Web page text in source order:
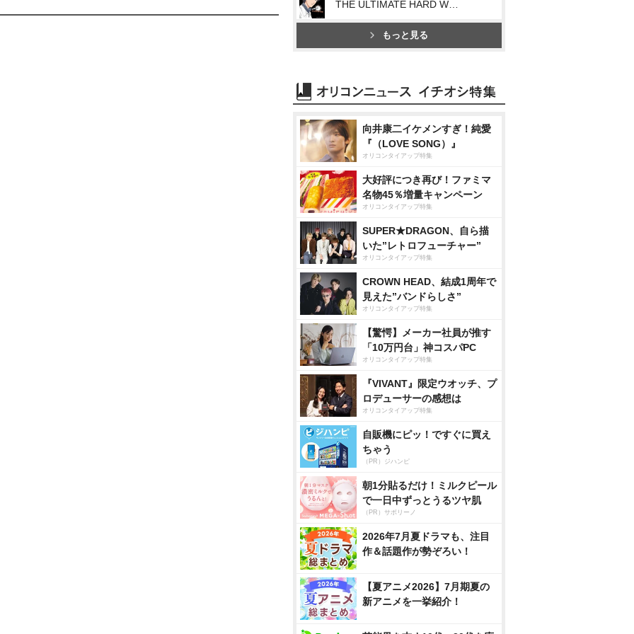
もっと見る
向井康二イケメンすぎ！純愛
『（LOVE SONG）』
オリコンタイアップ特集
大好評につき再び！ファミマ
名物45％増量キャンペーン
オリコンタイアップ特集
SUPER★DRAGON、自ら描
いた”レトロフューチャー”
オリコンタイアップ特集
CROWN HEAD、結成1周年で
見えた”バンドらしさ”
オリコンタイアップ特集
【驚愕】メーカー社員が推す
「10万円台」神コスパPC
オリコンタイアップ特集
『VIVANT』限定ウオッチ、プ
ロデューサーの感想は
オリコンタイアップ特集
自販機にピッ！ですぐに買え
ちゃう
（PR）ジハンピ
朝1分貼るだけ！ミルクピール
で一日中ずっとうるツヤ肌
（PR）サボリーノ
2026年7月夏ドラマも、注目
作＆話題作が勢ぞろい！
【夏アニメ2026】7月期夏の
新アニメを一挙紹介！